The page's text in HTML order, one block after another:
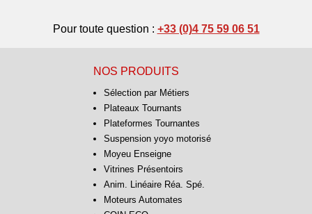
Pour toute question : +33 (0)4 75 59 06 51
NOS PRODUITS
Sélection par Métiers
Plateaux Tournants
Plateformes Tournantes
Suspension yoyo motorisé
Moyeu Enseigne
Vitrines Présentoirs
Anim. Linéaire Réa. Spé.
Moteurs Automates